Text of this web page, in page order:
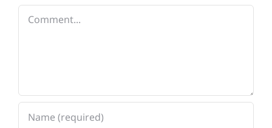
Comment